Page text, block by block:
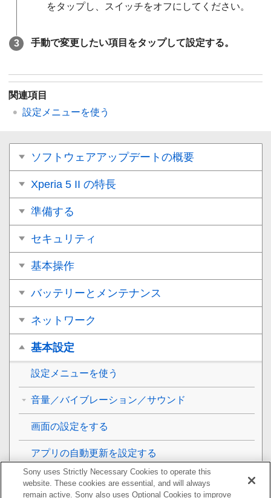
をタップし、スイッチをオフにしてください。
手動で変更したい項目をタップして設定する。
関連項目
設定メニューを使う
ソフトウェアアップデートの概要
Xperia 5 II の特長
準備する
セキュリティ
基本操作
バッテリーとメンテナンス
ネットワーク
基本設定
設定メニューを使う
音量／バイブレーション／サウンド
画面の設定をする
アプリの自動更新を設定する
位置情報サービスを利用する
Sony uses Strictly Necessary Cookies to operate this
website. These cookies are essential, and will always
remain active. Sony also uses Optional Cookies to improve